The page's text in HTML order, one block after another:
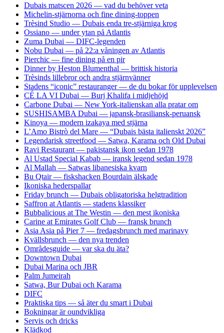
Dubais matscen 2026 — vad du behöver veta
Michelin-stjärnorna och fine dining-toppen
Trèsind Studio — Dubais enda tre-stjärniga krog
Ossiano — under ytan på Atlantis
Zuma Dubai — DIFC-legenden
Nobu Dubai — på 22:a våningen av Atlantis
Pierchic — fine dining på en pir
Dinner by Heston Blumenthal — brittisk historia
Trèsinds lillebror och andra stjärnvänner
Stadens “iconic” restauranger — de du bokar för upplevelsen
CÉ LA VI Dubai — Burj Khalifa i midjehöjd
Carbone Dubai — New York-italienskan alla pratar om
SUSHISAMBA Dubai — japansk-brasiliansk-peruansk
Kinoya — modern izakaya med stjärna
L’Amo Bistrò del Mare — “Dubais bästa italienskt 2026”
Legendarisk streetfood — Satwa, Karama och Old Dubai
Ravi Restaurant — pakistansk ikon sedan 1978
Al Ustad Special Kabab — iransk legend sedan 1978
Al Mallah — Satwas libanesiska kvarn
Bu Qtair — fiskshacken Bourdain älskade
Ikoniska hederspallar
Friday brunch — Dubais obligatoriska helgtradition
Saffron at Atlantis — stadens klassiker
Bubbalicious at The Westin — den mest ikoniska
Carine at Emirates Golf Club — fransk brunch
Asia Asia på Pier 7 — fredagsbrunch med marinavy
Kvällsbrunch — den nya trenden
Områdesguide — var ska du äta?
Downtown Dubai
Dubai Marina och JBR
Palm Jumeirah
Satwa, Bur Dubai och Karama
DIFC
Praktiska tips — så äter du smart i Dubai
Bokningar är oundvikliga
Servis och dricks
Klädkod